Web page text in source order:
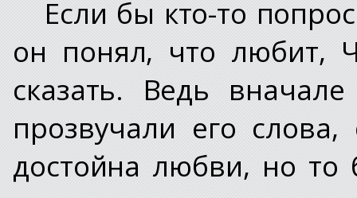
Если бы кто-то
он понял, что любит,
сказать. Ведь
прозвучали его
достойна любви, но то